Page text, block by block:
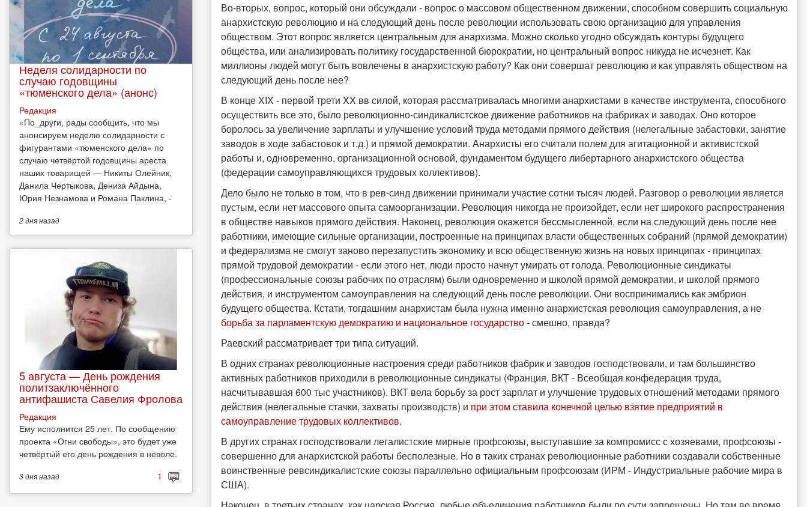
Во-вторых, вопрос, который они обсуждали - вопрос о массовом общественном движении, способном совершить социальную
анархистскую революцию и на следующий день после революции использовать свою организацию для управления
обществом. Этот вопрос является центральным для анархизма. Можно сколько угодно обсуждать контуры будущего
общества, или анализировать политику государственной бюрократии, но центральный вопрос никуда не исчезнет. Как
миллионы людей могут быть вовлечены в анархистскую работу? Как они совершат революцию и как управлять обществом на
следующий день после нее?
В конце XIX - первой трети XX вв силой, которая рассматривалась многими анархистами в качестве инструмента, способного
осуществить все это, было революционно-синдикалистское движение работников на фабриках и заводах. Оно которое
боролось за увеличение зарплаты и улучшение условий труда методами прямого действия (нелегальные забастовки, занятие
заводов в ходе забастовок и т.д.) и прямой демократии. Анархисты его считали полем для агитационной и активистской
работы и, одновременно, организационной основой, фундаментом будущего либертарного анархистского общества
(федерации самоуправляющихся трудовых коллективов).
Дело было не только в том, что в рев-синд движении принимали участие сотни тысяч людей. Разговор о революции является
пустым, если нет массового опыта самоорганизации. Революция никогда не произойдет, если нет широкого распространения
в обществе навыков прямого действия. Наконец, революция окажется бессмысленной, если на следующий день после нее
работники, имеющие сильные организации, построенные на принципах власти общественных собраний (прямой демократии)
и федерализма не смогут заново перезапустить экономику и всю общественную жизнь на новых принципах - принципах
прямой трудовой демократии - если этого нет, люди просто начнут умирать от голода. Революционные синдикаты
(профессиональные союзы рабочих по отраслям) были одновременно и школой прямой демократии, и школой прямого
действия, и инструментом самоуправления на следующий день после революции. Они воспринимались как эмбрион
будущего общества. Кстати, тогдашним анархистам была нужна именно анархистская революция самоуправления, а не
борьба за парламентскую демократию и национальное государство- смешно, правда?
Раевский рассматривает три типа ситуаций.
В одних странах революционные настроения среди работников фабрик и заводов господствовали, и там большинство
активных работников приходили в революционные синдикаты (Франция, ВКТ - Всеобщая конфедерация труда,
насчитывавшая 600 тыс участников). ВКТ вела борьбу за рост зарплат и улучшение трудовых отношений методами прямого
действия (нелегальные стачки, захваты производств) и при этом ставила конечной целью взятие предприятий в
самоуправление трудовых коллективов.
В других странах господствовали легалистские мирные профсоюзы, выступавшие за компромисс с хозяевами, профсоюзы -
совершенно для анархистской работы бесполезные. Но в таких странах революционные работники создавали собственные
воинственные ревсиндикалистские союзы параллельно официальным профсоюзам (ИРМ - Индустриальные рабочие мира в
США).
Неделя солидарности по
случаю годовщины
«тюменского дела» (анонс)
Редакция
​«По_други, рады сообщить, что мы
анонсируем неделю солидарности с
фигурантами «тюменского дела» по
случаю четвёртой годовщины ареста
наших товарищей — Никиты Олейник,
Данила Чертыкова, Дениза Айдына,
Юрия Незнамова и Романа Паклина, -
2 дняназад
5 августа — День рождения
политзаключённого
антифашиста Савелия Фролова
Редакция
Ему исполнится 25 лет. По сообщению
проекта «Огни свободы», это будет уже
четвёртый его день рождения в неволе.
3 дняназад 1